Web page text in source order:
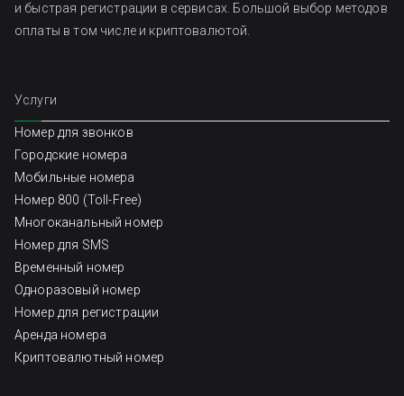
и быстрая регистрации в сервисах. Большой выбор методов
оплаты в том числе и криптовалютой.
Услуги
Номер для звонков
Городские номера
Мобильные номера
Номер 800 (Toll-Free)
Многоканальный номер
Номер для SMS
Временный номер
Одноразовый номер
Номер для регистрации
Аренда номера
Криптовалютный номер